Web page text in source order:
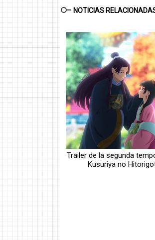
NOTICIAS
Trailer de la segunda
Kusuriya no